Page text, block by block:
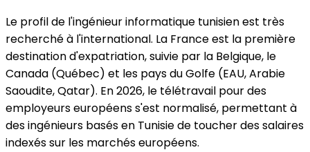
Le profil de l'ingénieur informatique tunisien est très
recherché à l'international. La France est la première
destination d'expatriation, suivie par la Belgique, le
Canada (Québec) et les pays du Golfe (EAU, Arabie
Saoudite, Qatar). En 2026, le télétravail pour des
employeurs européens s'est normalisé, permettant à
des ingénieurs basés en Tunisie de toucher des salaires
indexés sur les marchés européens.